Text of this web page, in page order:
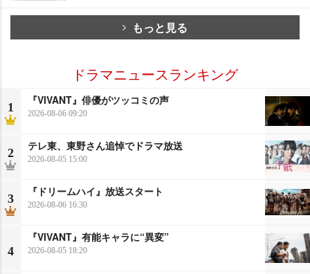
もっと見る
ドラマニュースランキング
1
『VIVANT』俳優がツッコミの声
2026-08-06 09:20
2
テレ東、東野さん追悼でドラマ放送
2026-08-05 15:00
3
『ドリームハイ』放送スタート
2026-08-06 16:30
4
『VIVANT』有能キャラに“異変”
2026-08-05 18:20